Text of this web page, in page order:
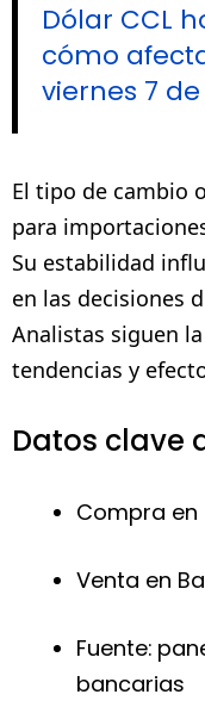
Dólar CCL
cómo
viernes 7
El tipo de cambio
para
Su estabilidad
en las decisiones
Analistas siguen
tendencias y
Datos clave
Compra en
Venta en
Fuente:
bancarias